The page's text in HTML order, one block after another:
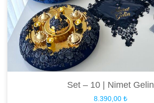
Set – 10 | Nimet Gelin
8.390,00 ₺